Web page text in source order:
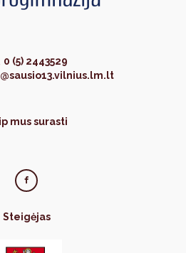
0 (5) 2443529
mus surasti
Steigėjas